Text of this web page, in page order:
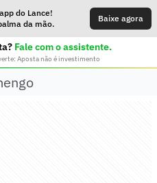
do Lance!
da mão.
Baixe agora
Fale com o assistente.
Aposta não é investimento